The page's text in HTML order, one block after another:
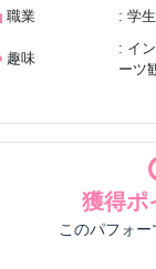
職業
: 学生
趣味
: イ
ーツ
獲得ポ
このパフォー